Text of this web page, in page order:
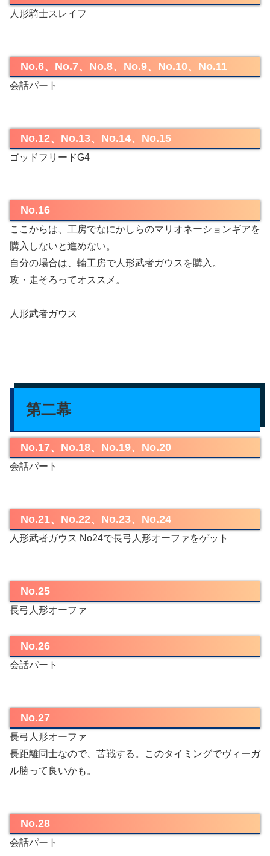
人形騎士スレイフ
No.6、No.7、No.8、No.9、No.10、No.11
会話パート
No.12、No.13、No.14、No.15
ゴッドフリードG4
No.16
ここからは、工房でなにかしらのマリオネーションギアを
購入しないと進めない。
自分の場合は、輪工房で人形武者ガウスを購入。
攻・走そろってオススメ。
人形武者ガウス
第二幕
No.17、No.18、No.19、No.20
会話パート
No.21、No.22、No.23、No.24
人形武者ガウス No24で長弓人形オーファをゲット
No.25
長弓人形オーファ
No.26
会話パート
No.27
長弓人形オーファ
長距離同士なので、苦戦する。このタイミングでヴィーガ
ル勝って良いかも。
No.28
会話パート